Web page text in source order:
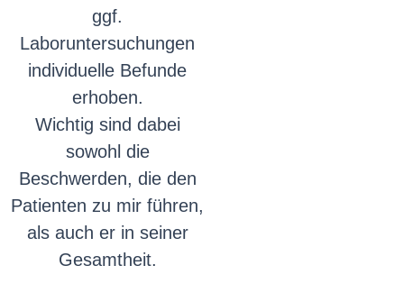
ggf.
Laboruntersuchungen
individuelle Befunde
erhoben.
Wichtig sind dabei
sowohl die
Beschwerden, die den
Patienten zu mir führen,
als auch er in seiner
Gesamtheit.